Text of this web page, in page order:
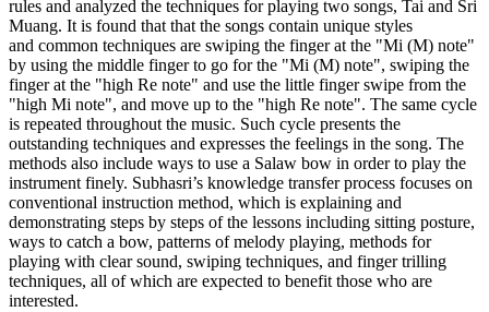
rules and analyzed the techniques for playing two songs, Tai and Sri
Muang. It is found that that the songs contain unique styles
and common techniques are swiping the finger at the "Mi (M) note"
by using the middle finger to go for the "Mi (M) note", swiping the
finger at the "high Re note" and use the little finger swipe from the
"high Mi note", and move up to the "high Re note". The same cycle
is repeated throughout the music. Such cycle presents the
outstanding techniques and expresses the feelings in the song. The
methods also include ways to use a Salaw bow in order to play the
instrument finely. Subhasri’s knowledge transfer process focuses on
conventional instruction method, which is explaining and
demonstrating steps by steps of the lessons including sitting posture,
ways to catch a bow, patterns of melody playing, methods for
playing with clear sound, swiping techniques, and finger trilling
techniques, all of which are expected to benefit those who are
interested.